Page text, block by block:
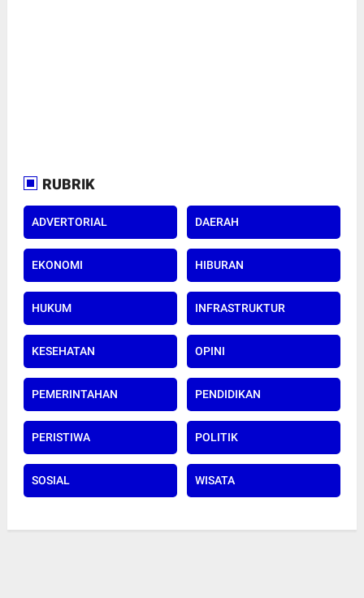
RUBRIK
ADVERTORIAL DAERAH
EKONOMI HIBURAN
HUKUM INFRASTRUKTUR
KESEHATAN OPINI
PEMERINTAHAN PENDIDIKAN
PERISTIWA POLITIK
SOSIAL WISATA